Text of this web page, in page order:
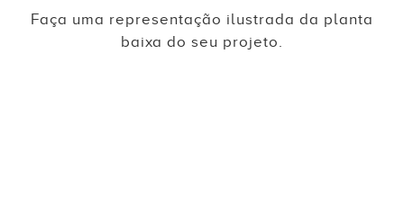
Faça uma representação ilustrada da planta
baixa do seu projeto.